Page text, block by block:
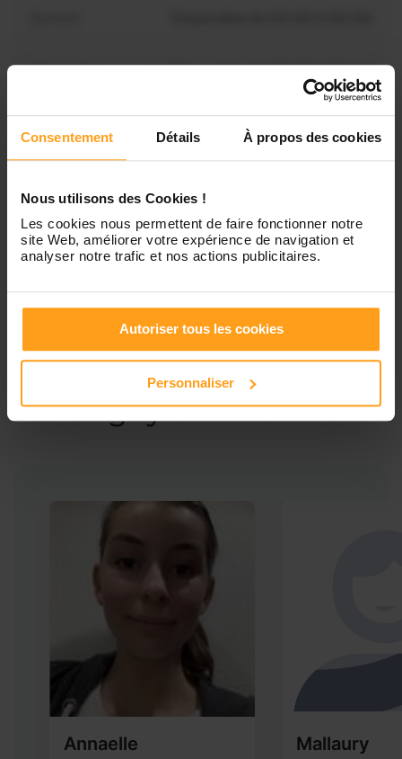
Consentement Détails À propos des cookies
Nous utilisons des Cookies !
Les cookies nous permettent de faire fonctionner notre
site Web, améliorer votre expérience de navigation et
analyser notre trafic et nos actions publicitaires.
Autoriser tous les cookies
Personnaliser
Disponible de 00:00 à 00:00
Services proposés
Garde d’enfants
Babysitters proches de
Chevigny-Saint-Sauveur
Annaelle Mallaury